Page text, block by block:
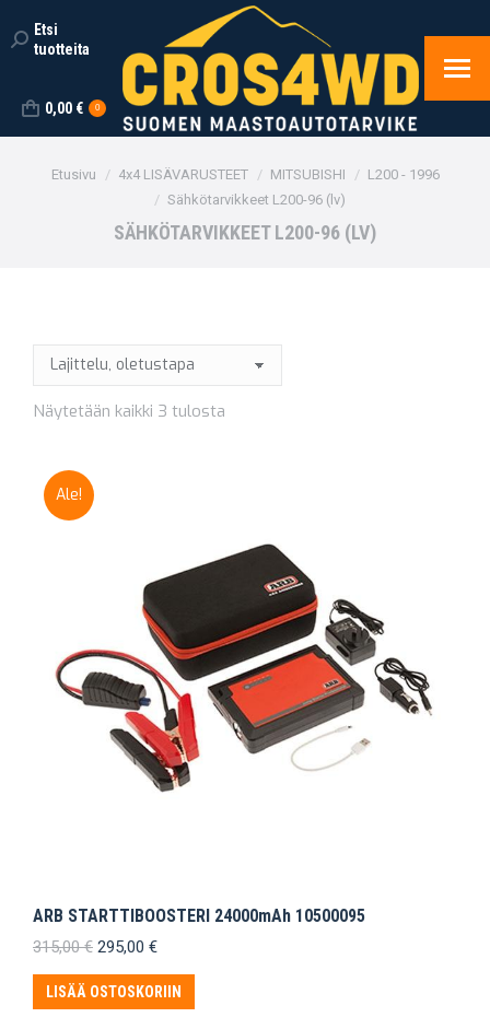
Search:
Etsi
tuotteita
0,00 € 0
You are here:
Etusivu 4x4 LISÄVARUSTEET MITSUBISHI
L200 - 1996
Sähkötarvikkeet L200-96 (lv)
SÄHKÖTARVIKKEET L200-96 (LV)
Näytetään kaikki 3 tulosta
Ale!
ARB STARTTIBOOSTERI 24000mAh 10500095
315,00€ Alkuperäinen
oli:
315,00 €.
295,00 €Nykyinen
on:
295,00 €.
LISÄÄ OSTOSKORIIN